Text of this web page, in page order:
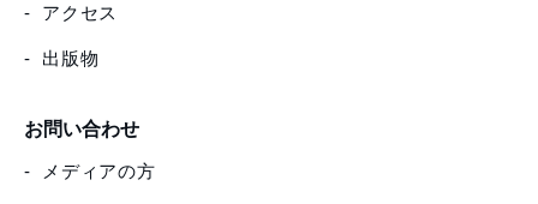
アクセス
出版物
お問い合わせ
メディアの方